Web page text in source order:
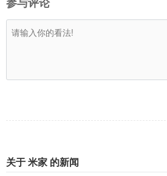
关于 米家 的新闻